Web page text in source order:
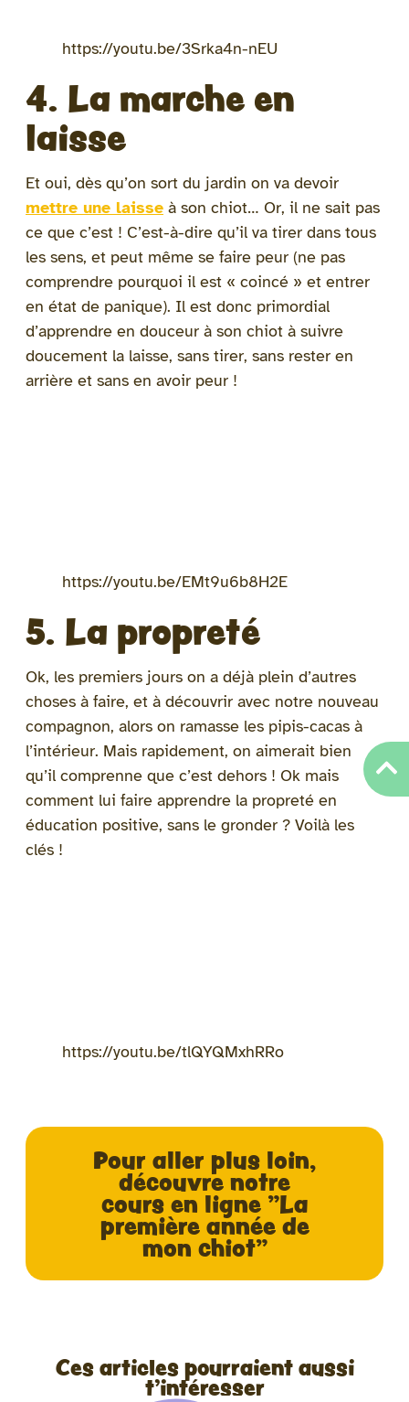
https://youtu.be/3Srka4n-nEU
4. La marche en
laisse
Et oui, dès qu’on sort du jardin on va devoir
mettre une laisse à son chiot… Or, il ne sait pas
ce que c’est ! C’est-à-dire qu’il va tirer dans tous
les sens, et peut même se faire peur (ne pas
comprendre pourquoi il est « coincé » et entrer
en état de panique). Il est donc primordial
d’apprendre en douceur à son chiot à suivre
doucement la laisse, sans tirer, sans rester en
arrière et sans en avoir peur !
https://youtu.be/EMt9u6b8H2E
5. La propreté
Ok, les premiers jours on a déjà plein d’autres
choses à faire, et à découvrir avec notre nouveau
compagnon, alors on ramasse les pipis-cacas à
l’intérieur. Mais rapidement, on aimerait bien
qu’il comprenne que c’est dehors ! Ok mais
comment lui faire apprendre la propreté en
éducation positive, sans le gronder ? Voilà les
clés !
https://youtu.be/tlQYQMxhRRo
Pour aller plus loin,
découvre notre
cours en ligne "La
première année de
mon chiot"
Ces articles pourraient aussi
t'intéresser